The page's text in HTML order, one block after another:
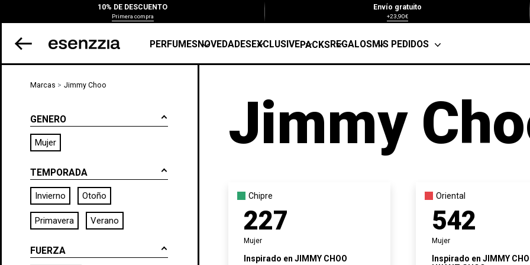
10% DE DESCUENTO
Primera compra
Envío gratuito
+23,90€
PERFUMESNOVEDADESEXCLUSIVEPACKSREGALOSMIS PEDIDOS
Marcas Jimmy Choo
GENERO
Mujer
TEMPORADA
Invierno Otoño
Primavera Verano
FUERZA
Jimmy
Chipre
227
Mujer
Inspirado en JIMMY CHOO
Oriental
542
Mujer
Inspirado en JIMMY